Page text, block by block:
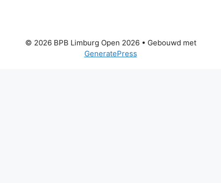
© 2026 BPB Limburg Open 2026• Gebouwd met
GeneratePress